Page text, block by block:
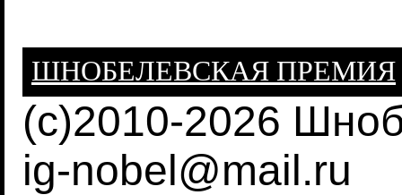
ШНОБЕЛЕВСКАЯ ПРЕМИЯ
(c)2010-2026
ig-nobel@mail.ru